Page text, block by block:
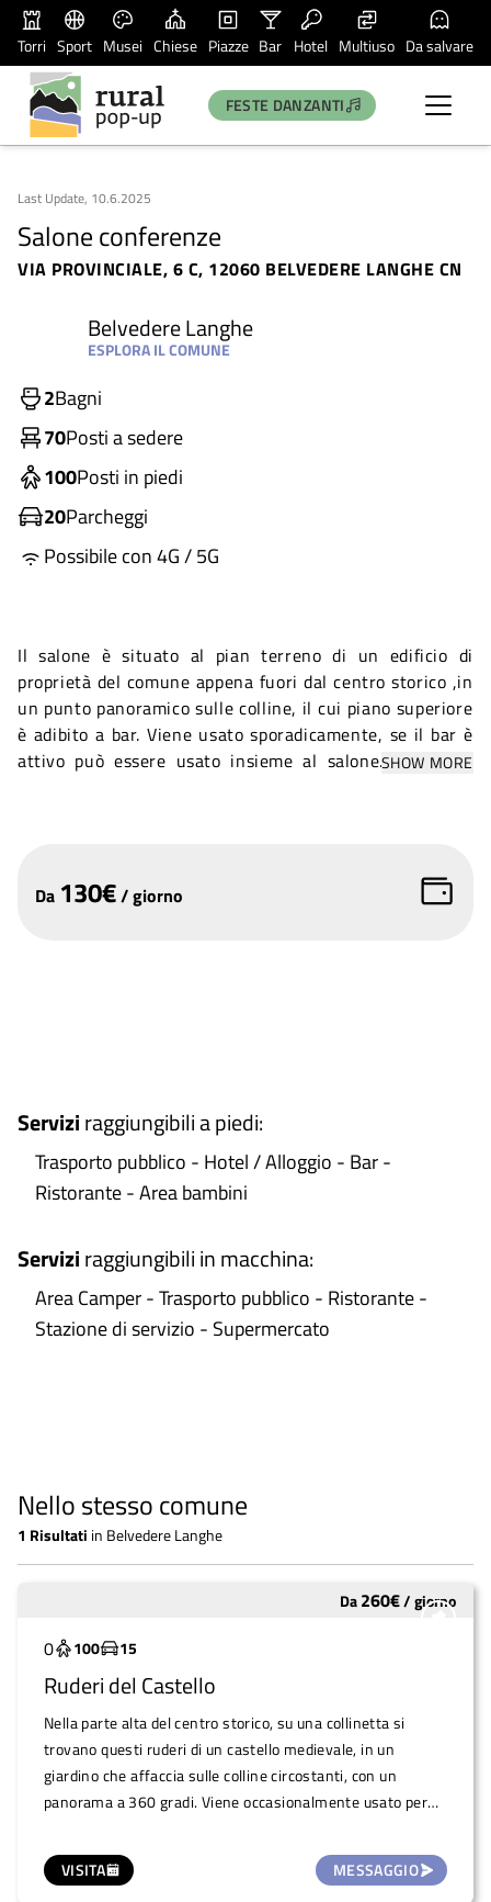
Torri Sport Musei Chiese Piazze Bar Hotel Multiuso Da salvare
FESTE DANZANTI
Last Update, 10.6.2025
Salone conferenze
VIA PROVINCIALE, 6 C, 12060 BELVEDERE LANGHE CN
Belvedere Langhe
ESPLORA IL COMUNE
2Bagni
70Posti a sedere
100Posti in piedi
20Parcheggi
Possibile con 4G / 5G
Il salone è situato al pian terreno di un edificio di
proprietà del comune appena fuori dal centro storico ,in
un punto panoramico sulle colline, il cui piano superiore
è adibito a bar. Viene usato sporadicamente, se il bar è
attivo può essere usato insieme al salone. Un ampio
SHOW MORE
Da 130€/giorno
Serviziraggiungibili a piedi:
Trasporto pubblico - Hotel / Alloggio - Bar -
Ristorante - Area bambini
Serviziraggiungibili in macchina:
Area Camper - Trasporto pubblico - Ristorante -
Stazione di servizio - Supermercato
Nello stesso comune
1 Risultati in Belvedere Langhe
VISITA MESSAGGIO
Da260€/giorno
0 100 15
Ruderi del Castello
Nella parte alta del centro storico, su una collinetta si
trovano questi ruderi di un castello medievale, in un
giardino che affaccia sulle colline circostanti, con un
panorama a 360 gradi. Viene occasionalmente usato per